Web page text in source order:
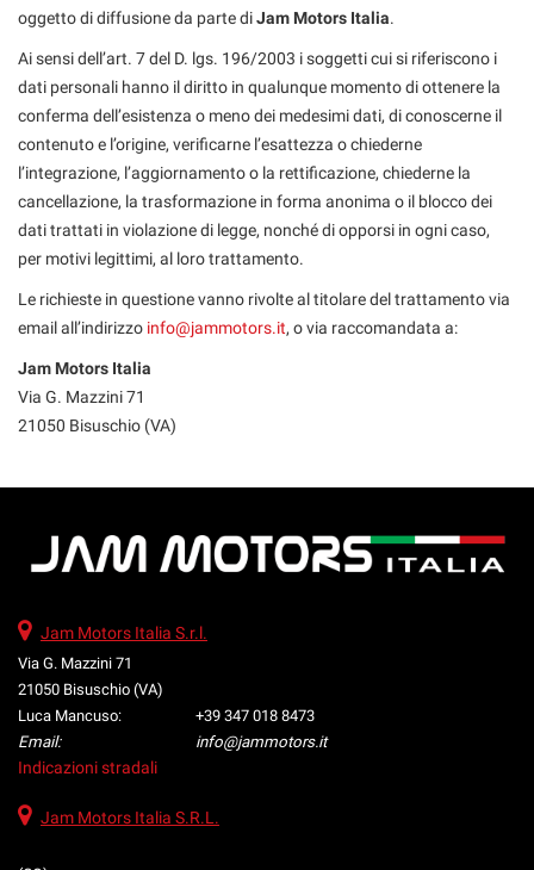
oggetto di diffusione da parte diJam Motors Italia.
Ai sensi dell’art. 7 del D. lgs. 196/2003 i soggetti cui si riferiscono i
dati personali hanno il diritto in qualunque momento di ottenere la
conferma dell’esistenza o meno dei medesimi dati, di conoscerne il
contenuto e l’origine, verificarne l’esattezza o chiederne
l’integrazione, l’aggiornamento o la rettificazione, chiederne la
cancellazione, la trasformazione in forma anonima o il blocco dei
dati trattati in violazione di legge, nonché di opporsi in ogni caso,
per motivi legittimi, al loro trattamento.
Le richieste in questione vanno rivolte al titolare del trattamento via
email all’indirizzo info@jammotors.it, o via raccomandata a:
Jam Motors Italia
Via G. Mazzini 71
21050 Bisuschio (VA)
Jam Motors Italia S.r.l.
Via G. Mazzini 71
21050 Bisuschio (VA)
Luca Mancuso:
+39 347 018 8473
Email:
info@jammotors.it
Indicazioni stradali
Jam Motors Italia S.R.L.